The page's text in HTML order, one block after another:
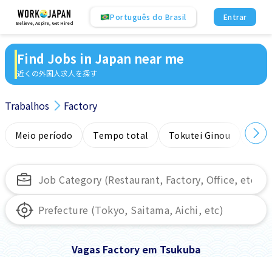
Believe, Aspire, Get Hired
Português do Brasil Entrar
Find Jobs in Japan near me
近くの外国人求人を探す
Trabalhos Factory
Meio período Tempo total Tokutei Ginou
Vagas Factory em Tsukuba